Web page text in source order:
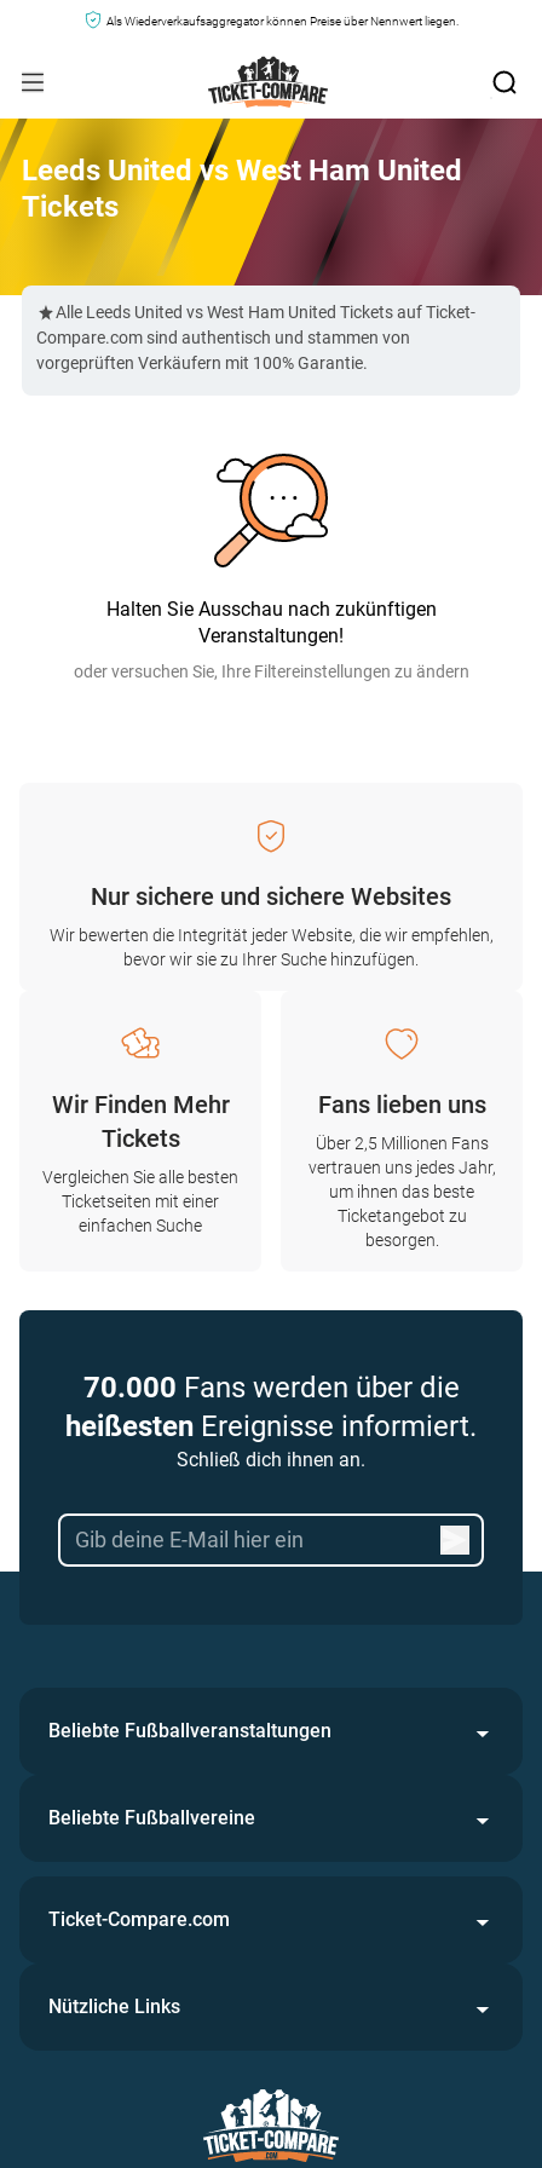
Als Wiederverkaufsaggregator können Preise über Nennwert liegen.
Leeds United vs West Ham United
Tickets
Alle Leeds United vs West Ham United Tickets auf Ticket-
Compare.com sind authentisch und stammen von
vorgeprüften Verkäufern mit 100% Garantie.
Halten Sie Ausschau nach zukünftigen
Veranstaltungen!
oder versuchen Sie, Ihre Filtereinstellungen zu ändern
Nur sichere und sichere Websites
Wir bewerten die Integrität jeder Website, die wir empfehlen,
bevor wir sie zu Ihrer Suche hinzufügen.
Wir Finden Mehr
Tickets
Vergleichen Sie alle besten
Ticketseiten mit einer
einfachen Suche
Fans lieben uns
Über 2,5 Millionen Fans
vertrauen uns jedes Jahr,
um ihnen das beste
Ticketangebot zu
besorgen.
70.000 Fans werden über die
heißesten Ereignisse informiert.
Schließ dich ihnen an.
Beliebte Fußballveranstaltungen
Beliebte Fußballvereine
Ticket-Compare.com
Nützliche Links